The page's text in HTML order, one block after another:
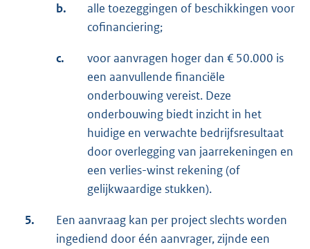
b.
alle toezeggingen of beschikkingen voor
cofinanciering;
c.
voor aanvragen hoger dan € 50.000 is
een aanvullende financiële
onderbouwing vereist. Deze
onderbouwing biedt inzicht in het
huidige en verwachte bedrijfsresultaat
door overlegging van jaarrekeningen en
een verlies-winst rekening (of
gelijkwaardige stukken).
5.
Een aanvraag kan per project slechts worden
ingediend door één aanvrager, zijnde een